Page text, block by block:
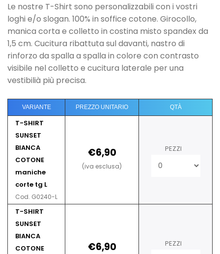
Le nostre T-Shirt sono personalizzabili con i vostri
loghi e/o slogan. 100% in soffice cotone. Girocollo,
manica corta e colletto in costina misto spandex da
1,5 cm. Cucitura ribattuta sul davanti, nastro di
rinforzo da spalla a spalla in colore con contrasto
visibile nel colletto e cucitura laterale per una
vestibilià più precisa.
VARIANTE PREZZO UNITARIO QTÀ
T-SHIRT
SUNSET
BIANCA
COTONE
maniche
corte tg L
Cod. G0240-L
€6,90
(iva esclusa)
PEZZI
T-SHIRT
SUNSET
BIANCA
COTONE
€6,90 PEZZI